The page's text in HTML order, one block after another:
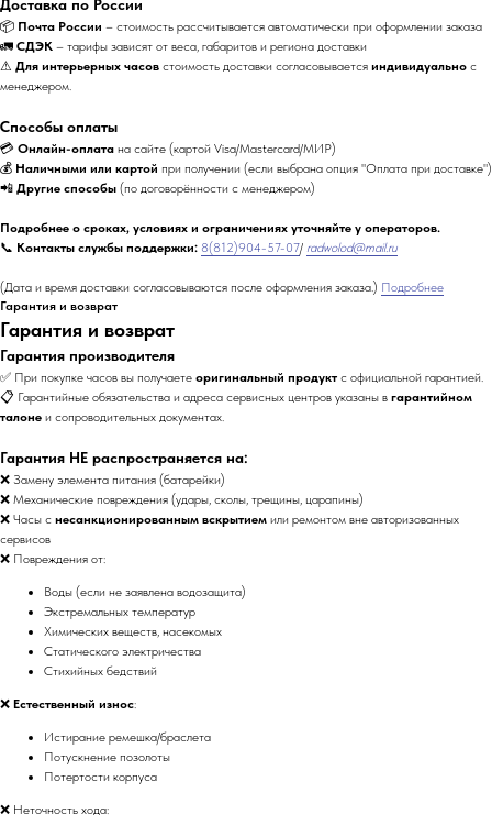
Доставка по России
📦 Почта России – стоимость рассчитывается автоматически при оформлении заказа
🚛 СДЭК – тарифы зависят от веса, габаритов и региона доставки
⚠ Для интерьерных часов стоимость доставки согласовывается индивидуально с
менеджером.
Способы оплаты
💳 Онлайн-оплата на сайте (картой Visa/Mastercard/МИР)
💰 Наличными или картой при получении (если выбрана опция "Оплата при доставке")
📲 Другие способы (по договорённости с менеджером)
Подробнее о сроках, условиях и ограничениях уточняйте у операторов.
📞 Контакты службы поддержки: 8(812)904-57-07/ radwolod@mail.ru
(Дата и время доставки согласовываются после оформления заказа.) Подробнее
Гарантия и возврат
Гарантия и возврат
Гарантия производителя
✅ При покупке часов вы получаете оригинальный продукт с официальной гарантией.
📋 Гарантийные обязательства и адреса сервисных центров указаны в гарантийном
талоне и сопроводительных документах.
Гарантия НЕ распространяется на:
❌ Замену элемента питания (батарейки)
❌ Механические повреждения (удары, сколы, трещины, царапины)
❌ Часы с несанкционированным вскрытием или ремонтом вне авторизованных
сервисов
❌ Повреждения от:
Воды (если не заявлена водозащита)
Экстремальных температур
Химических веществ, насекомых
Статического электричества
Стихийных бедствий
❌ Естественный износ:
Истирание ремешка/браслета
Потускнение позолоты
Потертости корпуса
❌ Неточность хода: